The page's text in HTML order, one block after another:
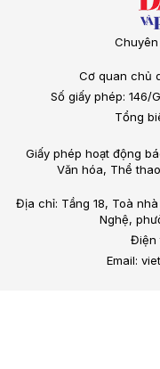
Cơ quan chủ
Số giấy phép: 146/
Tổng
Giấy phép hoạt động
Văn hóa, Thể
Địa chỉ: Tầng 18, Toà
Nghệ,
Điện
Email: